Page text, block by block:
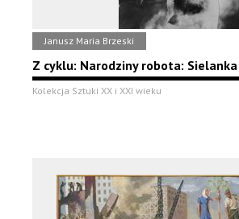
Janusz Maria Brzeski
Z cyklu: Narodziny robota:
Kolekcja Sztuki XX i XXI wieku